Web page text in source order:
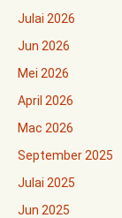
Julai 2026
Jun 2026
Mei 2026
April 2026
Mac 2026
September 2025
Julai 2025
Jun 2025